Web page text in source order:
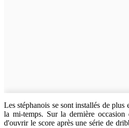
Les stéphanois se sont installés de plus
la mi-temps. Sur la dernière occasion
d'ouvrir le score après une série de